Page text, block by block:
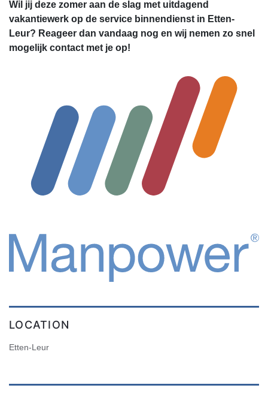
Wil jij deze zomer aan de slag met uitdagend
vakantiewerk op de service binnendienst in Etten-
Leur? Reageer dan vandaag nog en wij nemen zo snel
mogelijk contact met je op!
LOCATION
Etten-Leur